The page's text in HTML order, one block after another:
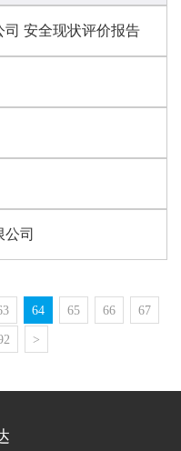
安全现状评价报告
司
64 65 66 67
>